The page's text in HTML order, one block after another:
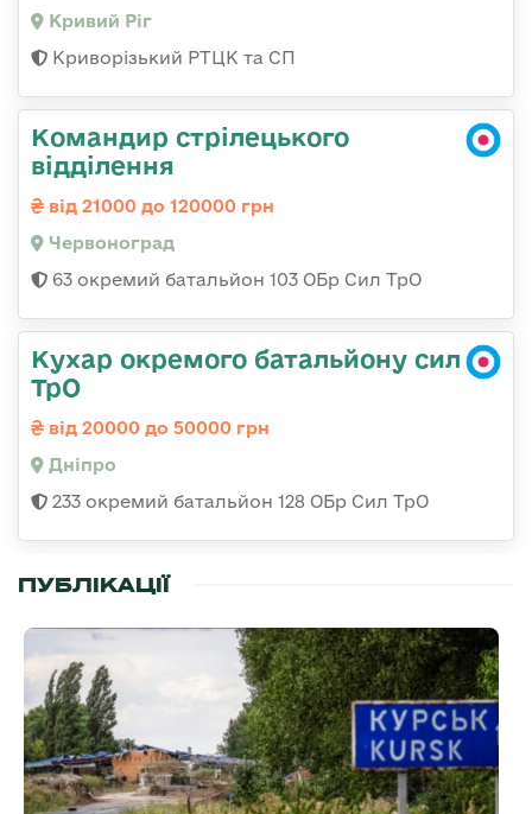
Кривий Ріг
Криворізький РТЦК та СП
Командир стрілецького
відділення
від 21000 до 120000 грн
Червоноград
63 окремий батальйон 103 ОБр Сил ТрО
Кухар окремого батальйону сил
ТрО
від 20000 до 50000 грн
Дніпро
233 окремий батальйон 128 ОБр Сил ТрО
ПУБЛІКАЦІЇ